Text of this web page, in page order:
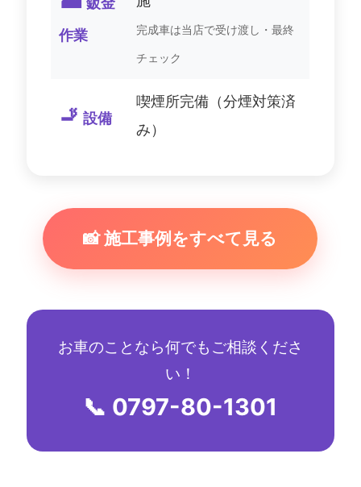
作業
完成車は当店で受け渡し・最終
チェック
🚬 設備
喫煙所完備（分煙対策済
み）
📸 施工事例をすべて見る
お車のことなら何でもご相談くださ
い！
📞 0797-80-1301